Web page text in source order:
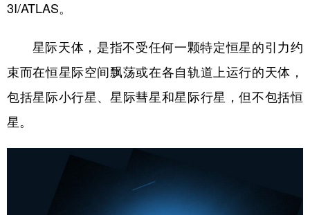
彩票 娱乐 时尚 悦读
公益 一带一路 亚太网 上市公司
3I/ATLAS。
星际天体，是指不受任何一颗特定恒星的引力约
束而在恒星际空间飘荡或在各自轨道上运行的天体，
包括星际小行星、星际彗星和星际行星，但不包括恒
星。